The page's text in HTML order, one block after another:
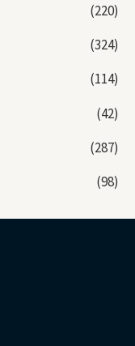
(220)
(324)
(114)
(42)
(287)
(98)